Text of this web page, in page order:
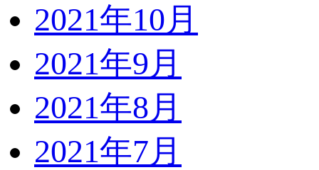
2021年10月
2021年9月
2021年8月
2021年7月